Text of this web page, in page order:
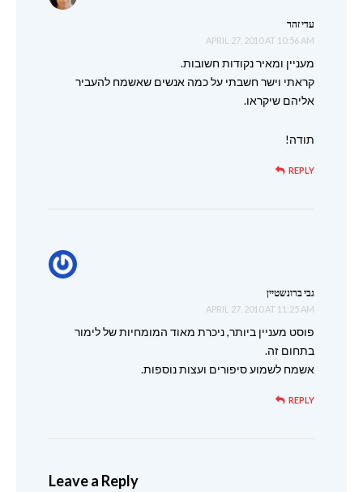
עדי זהר
APRIL 27, 2010 AT 10:56 AM
מעניין ומאיר נקודות חשובות.
קראתי וישר חשבתי על כמה אנשים שאשמח להעביר
אליהם שיקראו.
תודה!
REPLY
גבי ברונשטיין
APRIL 27, 2010 AT 11:25 AM
פוסט מעניין ביותר, ניכרת מאוד המומחיות של לימור
בתחום זה.
אשמח לשמוע סיפורים ועצות נוספות.
REPLY
Leave a Reply